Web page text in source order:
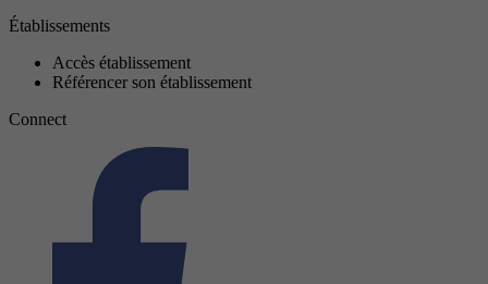
Établissements
Accès établissement
Référencer son établissement
Connect